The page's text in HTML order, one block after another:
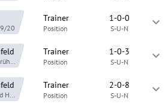
20
Trainer
Position
1-0-0
S-U-N
19
Trainer
Position
1-0-3
S-U-N
Herbst 18
Trainer
Position
2-0-8
S-U-N